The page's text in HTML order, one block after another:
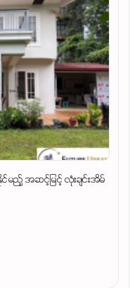
င်မည့် အဆင့်မြင့် လုံးချင်းအိမ်